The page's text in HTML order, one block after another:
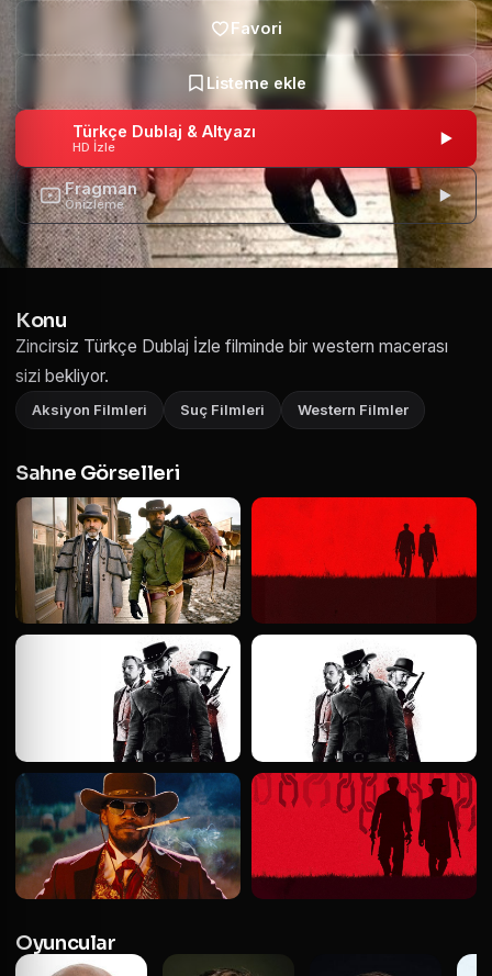
Türkçe Dublaj & Altyazı
HD İzle
Fragman
Önizleme
Konu
Zincirsiz Türkçe Dublaj İzle filminde bir western macerası
sizi bekliyor.
Aksiyon Filmleri Suç Filmleri Western Filmler
Sahne Görselleri
Oyuncular